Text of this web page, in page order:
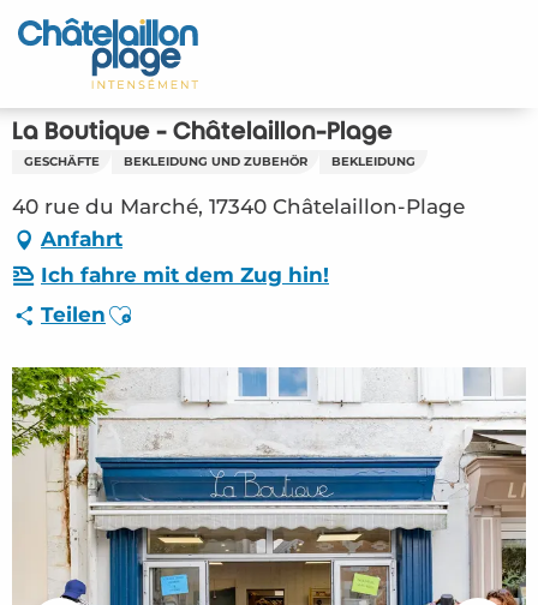
Aller
au
principal
Startseite - DE
Entdecken Sie
Aktivitäten
Zu leben
ORG – La Boutique – Châtelaillon-Plage
(Châtelaillon-Plage) #6476880
La Boutique - Châtelaillon-Plage
GESCHÄFTE BEKLEIDUNG UND ZUBEHÖR BEKLEIDUNG
40 rue du Marché, 17340 Châtelaillon-Plage
Anfahrt
Ich fahre mit dem Zug hin!
Teilen Ajouter aux favoris